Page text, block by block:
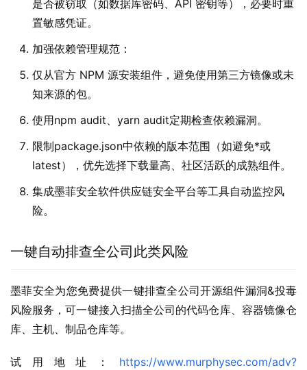
是否被窃取（如数据库密码、API 密钥等），必要时重
置敏感凭证。
加强依赖管理规范：
仅从官方 NPM 源安装组件，避免使用第三方镜像或未
知来源的包。
使用npm audit、yarn audit定期检查依赖漏洞。
限制package.json中依赖的版本范围（如避免*或
latest），优先选择下载量高、社区活跃的成熟组件。
集成墨菲安全软件供应链安全平台等工具自动监控风
险。
一键自动排查全公司此类风险
墨菲安全为您免费提供一键排查全公司开源组件漏洞&投毒
风险服务，可一键接入扫描全公司的代码仓库、容器镜像仓
库、主机、制品仓库等。
试用地址： https://www.murphysec.com/adv?